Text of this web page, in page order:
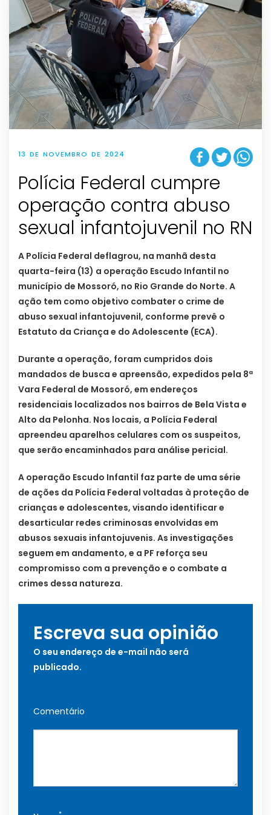
13 DE NOVEMBRO DE 2024
Polícia Federal cumpre
operação contra abuso
sexual infantojuvenil no RN
A Polícia Federal deflagrou, na manhã desta
quarta-feira (13) a operação Escudo Infantil no
município de Mossoró, no Rio Grande do Norte. A
ação tem como objetivo combater o crime de
abuso sexual infantojuvenil, conforme prevê o
Estatuto da Criança e do Adolescente (ECA).
Durante a operação, foram cumpridos dois
mandados de busca e apreensão, expedidos pela 8ª
Vara Federal de Mossoró, em endereços
residenciais localizados nos bairros de Bela Vista e
Alto da Pelonha. Nos locais, a Polícia Federal
apreendeu aparelhos celulares com os suspeitos,
que serão encaminhados para análise pericial.
A operação Escudo Infantil faz parte de uma série
de ações da Polícia Federal voltadas à proteção de
crianças e adolescentes, visando identificar e
desarticular redes criminosas envolvidas em
abusos sexuais infantojuvenis. As investigações
seguem em andamento, e a PF reforça seu
compromisso com a prevenção e o combate a
crimes dessa natureza.
Escreva sua opinião
O seu endereço de e-mail não será
publicado.
Comentário